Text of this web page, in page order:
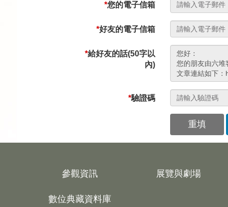
*您的電子信箱
*好友的電子信箱
*給好友的話(50字以
內)
*驗證碼
重填
參觀資訊 展覽與劇場
數位典藏資料庫